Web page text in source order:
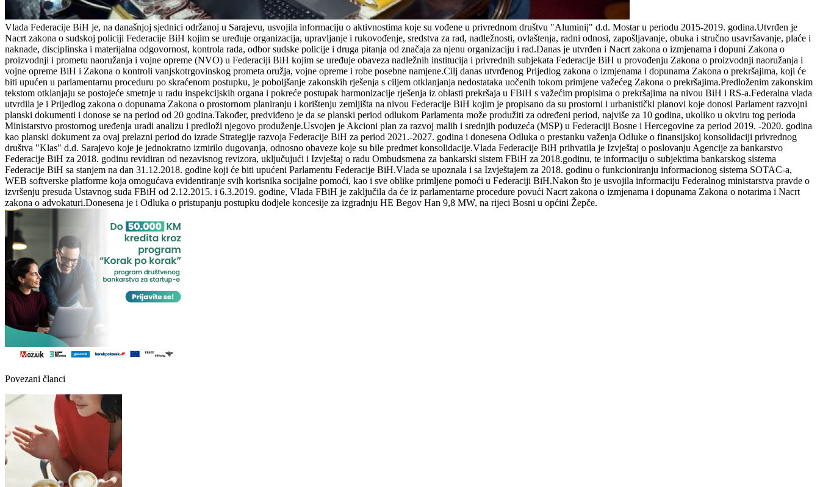
Vlada Federacije BiH je, na današnjoj sjednici održanoj u Sarajevu, usvojila informaciju o aktivnostima koje su vođene u privrednom društvu "Aluminij" d.d. Mostar u periodu 2015-2019. godina.Utvrđen je
Nacrt zakona o sudskoj policiji Federacije BiH kojim se uređuje organizacija, upravljanje i rukovođenje, sredstva za rad, nadležnosti, ovlaštenja, radni odnosi, zapošljavanje, obuka i stručno usavršavanje, plaće i
naknade, disciplinska i materijalna odgovornost, kontrola rada, odbor sudske policije i druga pitanja od značaja za njenu organizaciju i rad.Danas je utvrđen i Nacrt zakona o izmjenama i dopuni Zakona o
proizvodnji i prometu naoružanja i vojne opreme (NVO) u Federaciji BiH kojim se uređuje obaveza nadležnih institucija i privrednih subjekata Federacije BiH u provođenju Zakona o proizvodnji naoružanja i
vojne opreme BiH i Zakona o kontroli vanjskotrgovinskog prometa oružja, vojne opreme i robe posebne namjene.Cilj danas utvrđenog Prijedlog zakona o izmjenama i dopunama Zakona o prekršajima, koji će
biti upućen u parlamentarnu proceduru po skraćenom postupku, je poboljšanje zakonskih rješenja s ciljem otklanjanja nedostataka uočenih tokom primjene važećeg Zakona o prekršajima.Predloženim zakonskim
tekstom otklanjaju se postojeće smetnje u radu inspekcijskih organa i pokreće postupak harmonizacije rješenja iz oblasti prekršaja u FBiH s važećim propisima o prekršajima na nivou BiH i RS-a.Federalna vlada
utvrdila je i Prijedlog zakona o dopunama Zakona o prostornom planiranju i korištenju zemljišta na nivou Federacije BiH kojim je propisano da su prostorni i urbanistički planovi koje donosi Parlament razvojni
planski dokumenti i donose se na period od 20 godina.Također, predviđeno je da se planski period odlukom Parlamenta može produžiti za određeni period, najviše za 10 godina, ukoliko u okviru tog perioda
Ministarstvo prostornog uređenja uradi analizu i predloži njegovo produženje.Usvojen je Akcioni plan za razvoj malih i srednjih poduzeća (MSP) u Federaciji Bosne i Hercegovine za period 2019. -2020. godina
kao planski dokument za ovaj prelazni period do izrade Strategije razvoja Federacije BiH za period 2021.-2027. godina i donesena Odluka o prestanku važenja Odluke o finansijskoj konsolidaciji privrednog
društva "Klas" d.d. Sarajevo koje je jednokratno izmirilo dugovanja, odnosno obaveze koje su bile predmet konsolidacije.Vlada Federacije BiH prihvatila je Izvještaj o poslovanju Agencije za bankarstvo
Federacije BiH za 2018. godinu revidiran od nezavisnog revizora, uključujući i Izvještaj o radu Ombudsmena za bankarski sistem FBiH za 2018.godinu, te informaciju o subjektima bankarskog sistema
Federacije BiH sa stanjem na dan 31.12.2018. godine koji će biti upućeni Parlamentu Federacije BiH.Vlada se upoznala i sa Izvještajem za 2018. godinu o funkcioniranju informacionog sistema SOTAC-a,
WEB softverske platforme koja omogućava evidentiranje svih korisnika socijalne pomoći, kao i sve oblike primljene pomoći u Federaciji BiH.Nakon što je usvojila informaciju Federalnog ministarstva pravde o
izvršenju presuda Ustavnog suda FBiH od 2.12.2015. i 6.3.2019. godine, Vlada FBiH je zaključila da će iz parlamentarne procedure povući Nacrt zakona o izmjenama i dopunama Zakona o notarima i Nacrt
zakona o advokaturi.Donesena je i Odluka o pristupanju postupku dodjele koncesije za izgradnju HE Begov Han 9,8 MW, na rijeci Bosni u općini Žepče.
Povezani članci